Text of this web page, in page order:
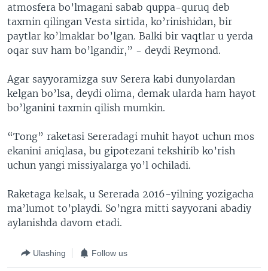
atmosfera bo’lmagani sabab quppa-quruq deb
taxmin qilingan Vesta sirtida, ko’rinishidan, bir
paytlar ko’lmaklar bo’lgan. Balki bir vaqtlar u yerda
oqar suv ham bo’lgandir,” - deydi Reymond.
Agar sayyoramizga suv Serera kabi dunyolardan
kelgan bo’lsa, deydi olima, demak ularda ham hayot
bo’lganini taxmin qilish mumkin.
“Tong” raketasi Sereradagi muhit hayot uchun mos
ekanini aniqlasa, bu gipotezani tekshirib ko’rish
uchun yangi missiyalarga yo’l ochiladi.
Raketaga kelsak, u Sererada 2016-yilning yozigacha
ma’lumot to’playdi. So’ngra mitti sayyorani abadiy
aylanishda davom etadi.
Ulashing Follow us